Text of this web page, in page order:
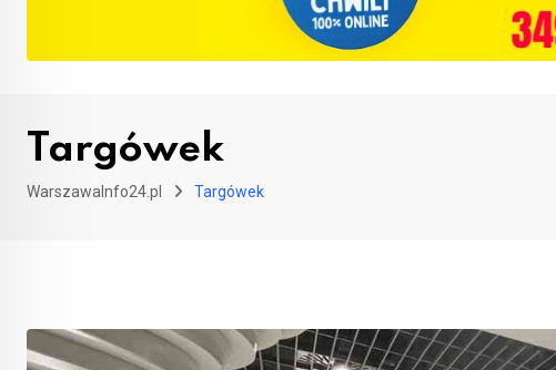
Targówek
WarszawaInfo24.pl Targówek